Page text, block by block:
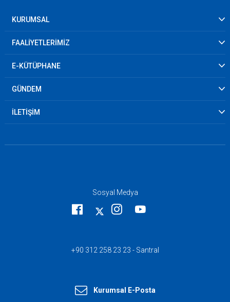
KURUMSAL
FAALİYETLERİMİZ
E-KÜTÜPHANE
GÜNDEM
İLETİŞİM
Sosyal Medya
+90 312 258 23 23 - Santral
Kurumsal E-Posta